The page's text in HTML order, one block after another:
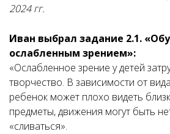
2024 гг.
Иван выбрал задание 2.1.
ослабленным зрением»:
«Ослабленное зрение у детей
творчество. В зависимости от
ребенок может плохо видеть
предметы, движения могут быть
«сливаться».